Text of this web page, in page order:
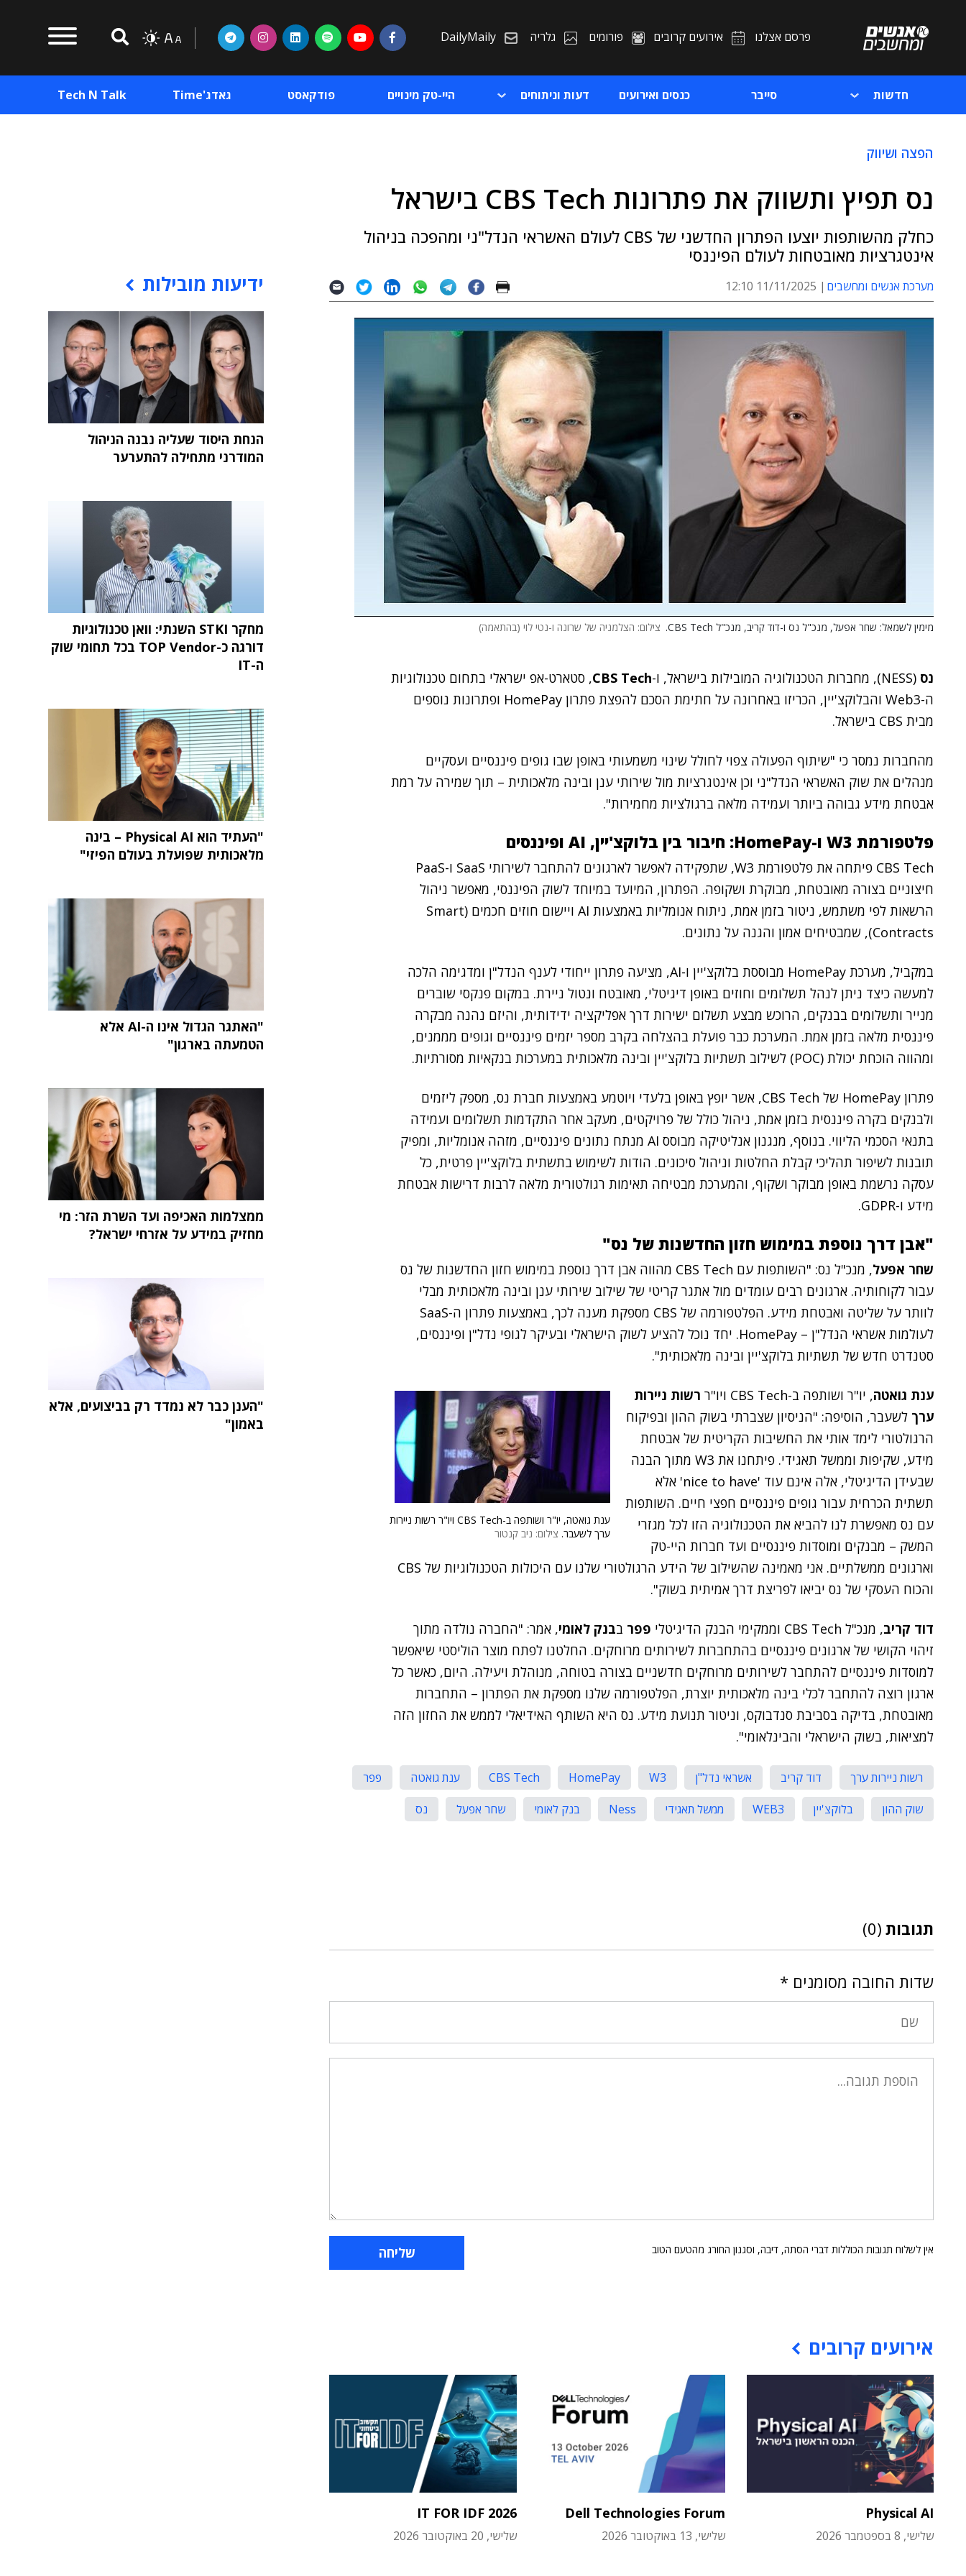
פרסם אצלנו אירועים קרובים פורומים גלריה DailyMaily
חדשות סייבר כנסים ואירועים דעות וניתוחים היי-טק מינויים פודקאסט גאדג'Time Tech N Talk
הפצה ושיווק
נס תפיץ ותשווק את פתרונות CBS Tech בישראל
כחלק מהשותפות יוצעו הפתרון החדשני של CBS לעולם האשראי הנדל"ני ומהפכה בניהול
אינטגרציות מאובטחות לעולם הפיננסי
מערכת אנשים ומחשבים 11/11/2025 12:10
מימין לשמאל: שחר אפעל, מנכ"ל נס ו-דוד קריב, מנכ"ל CBS Tech. צילום: הצלמניה של שרונה ו-נטי לוי (בהתאמה)
נס (NESS), מחברות הטכנולוגיה המובילות בישראל, ו-CBS Tech, סטארט-אפ ישראלי בתחום טכנולוגיות
ה-Web3 והבלוקצ'יין, הכריזו באחרונה על חתימת הסכם להפצת פתרון HomePay ופתרונות נוספים
מבית CBS בישראל.
מהחברות נמסר כי "שיתוף הפעולה צפוי לחולל שינוי משמעותי באופן שבו גופים פיננסיים ועסקיים
מנהלים את שוק האשראי הנדל"ני וכן אינטגרציות מול שירותי ענן ובינה מלאכותית – תוך שמירה על רמת
אבטחת מידע גבוהה ביותר ועמידה מלאה ברגולציות מחמירות".
פלטפורמת W3 ו-HomePay: חיבור בין בלוקצ'יין, AI ופיננסים
CBS Tech פיתחה את פלטפורמת W3, שתפקידה לאפשר לארגונים להתחבר לשירותי SaaS ו-PaaS
חיצוניים בצורה מאובטחת, מבוקרת ושקופה. הפתרון, המיועד במיוחד לשוק הפיננסי, מאפשר ניהול
הרשאות לפי משתמש, ניטור בזמן אמת, ניתוח אנומליות באמצעות AI ויישום חוזים חכמים (Smart
Contracts), שמבטיחים אמון והגנה על נתונים.
במקביל, מערכת HomePay מבוססת בלוקצ'יין ו-AI, מציעה פתרון ייחודי לענף הנדל"ן ומדגימה הלכה
למעשה כיצד ניתן לנהל תשלומים וחוזים באופן דיגיטלי, מאובטח ונטול ניירת. במקום פנקסי שוברים
מנייר ותשלומים בבנקים, הרוכש מבצע תשלום ישירות דרך אפליקציה ידידותית, והיזם נהנה מבקרה
פיננסית מלאה בזמן אמת. המערכת כבר פועלת בהצלחה בקרב מספר יזמים פיננסיים וגופים מממנים,
ומהווה הוכחת יכולת (POC) לשילוב תשתיות בלוקצ'יין ובינה מלאכותית במערכות בנקאיות מסורתיות.
פתרון HomePay של CBS Tech, אשר יופץ באופן בלעדי ויוטמע באמצעות חברת נס, מספק ליזמים
ולבנקים בקרה פיננסית בזמן אמת, ניהול כולל של פרויקטים, מעקב אחר התקדמות תשלומים ועמידה
בתנאי הסכמי הליווי. בנוסף, מנגנון אנליטיקה מבוסס AI מנתח נתונים פיננסיים, מזהה אנומליות, ומפיק
תובנות לשיפור תהליכי קבלת החלטות וניהול סיכונים. הודות לשימוש בתשתית בלוקצ'יין פרטית, כל
עסקה נרשמת באופן מבוקר ושקוף, והמערכת מבטיחה תאימות רגולטורית מלאה לרבות דרישות אבטחת
מידע ו-GDPR.
"אבן דרך נוספת במימוש חזון החדשנות של נס"
שחר אפעל
, מנכ"ל נס: "השותפות עם CBS Tech מהווה אבן דרך נוספת במימוש חזון החדשנות של נס
עבור לקוחותיה. ארגונים רבים עומדים מול אתגר קריטי של שילוב שירותי ענן ובינה מלאכותית מבלי
לוותר על שליטה ואבטחת מידע. הפלטפורמה של CBS מספקת מענה לכך, באמצעות פתרון ה-SaaS
לעולמות אשראי הנדל"ן – HomePay. יחד נוכל להציע לשוק הישראלי ובעיקר לגופי נדל"ן ופיננסים,
סטנדרט חדש של תשתיות בלוקצ'יין ובינה מלאכותית".
ענת גואטה, יו"ר ושותפה ב-CBS Tech ויו"ר רשות ניירות
ערך לשעבר. צילום: ניב קנטור
ענת גואטה, יו"ר ושותפה ב-CBS Tech ויו"ר
רשות ניירות
ערך לשעבר, הוסיפה: "הניסיון שצברתי בשוק ההון ובפיקוח
הרגולטורי לימד אותי את החשיבות הקריטית של אבטחת
מידע, שקיפות וממשל תאגידי. פיתחנו את W3 מתוך הבנה
שבעידן הדיגיטלי, אלה אינם עוד 'nice to have' אלא
תשתית הכרחית עבור גופים פיננסיים חפצי חיים. השותפות
עם נס מאפשרת לנו להביא את הטכנולוגיה הזו לכל מגזרי
המשק – מבנקים ומוסדות פיננסיים ועד חברות היי-טק
וארגונים ממשלתיים. אני מאמינה שהשילוב של הידע הרגולטורי שלנו עם היכולות הטכנולוגיות של CBS
והכוח העסקי של נס יביאו לפריצת דרך אמיתית בשוק".
דוד קריב, מנכ"ל CBS Tech וממקימי הבנק הדיגיטלי פפר בבנק לאומי, אמר: "החברה נולדה מתוך
זיהוי הקושי של ארגונים פיננסיים בהתחברות לשירותים מרוחקים. החלטנו לפתח מוצר הוליסטי שיאפשר
למוסדות פיננסיים להתחבר לשירותים מרוחקים חדשניים בצורה בטוחה, מנוהלת ויעילה. היום, כאשר כל
ארגון רוצה להתחבר לכלי בינה מלאכותית יוצרת, הפלטפורמה שלנו מספקת את הפתרון – התחברות
מאובטחת, בדיקה בסביבת סנדבוקס, וניטור תנועת מידע. נס היא השותף האידיאלי לממש את החזון הזה
למציאות, בשוק הישראלי והבינלאומי".
רשות ניירות ערך דוד קריב אשראי נדל"ן W3
HomePay
CBS Tech ענת גואטה
פפר
שוק ההון
בלוקצ'יין WEB3 ממשל תאגידי Ness בנק לאומי שחר אפעל נס
תגובות (0)
שדות החובה מסומנים *
אין לשלוח תגובות הכוללות דברי הסתה, דיבה, וסגנון החורג מהטעם הטוב
אירועים קרובים
Physical AI
שלישי, 8 בספטמבר 2026
Dell Technologies Forum
שלישי, 13 באוקטובר 2026
IT FOR IDF 2026
שלישי, 20 באוקטובר 2026
ידיעות מובילות
הנחת היסוד שעליה נבנה הניהול
המודרני מתחילה להתערער
מחקר STKI השנתי: וואן טכנולוגיות
דורגה כ-TOP Vendor בכל תחומי שוק
ה-IT
"העתיד הוא Physical AI – בינה
מלאכותית שפועלת בעולם הפיזי"
"האתגר הגדול אינו ה-AI אלא
הטמעתה בארגון"
ממצלמות האכיפה ועד השרת הזר: מי
מחזיק במידע על אזרחי ישראל?
"הענן כבר לא נמדד רק בביצועים, אלא
באמון"